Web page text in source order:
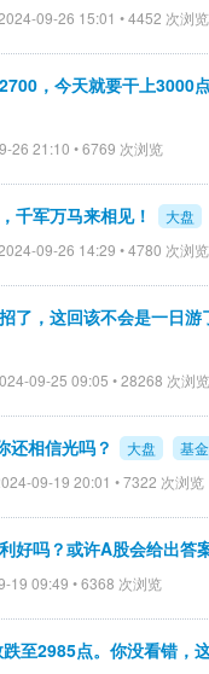
09-26 15:01 • 4452 次浏览
，今天就要干上3000
26 21:10 • 6769 次浏览
千军万马来相见！ 大盘
09-26 14:29 • 4780 次浏览
了，这回该不会是一日游
09-25 09:05 • 28268 次浏览
还相信光吗？ 大盘 基金
09-19 20:01 • 7322 次浏览
好吗？或许A股会给出答
19 09:49 • 6368 次浏览
至2985点。你没看错，